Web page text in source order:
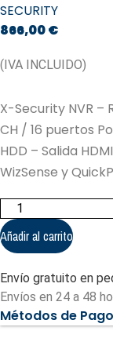
SECURITY
866,00€
(IVA INCLUIDO)
X-Security NVR –
CH / 16 puertos
HDD – Salida
WizSense y
X-
Security
NVR
-
Resolución
16
Megapixel
(XS-
NVR3832A-
16P-
Añadir al carrito
Envío gratuito en
Envíos en 24 a 48
Métodos de